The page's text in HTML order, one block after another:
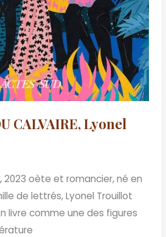
CALVAIRE, Lyonel
2023 oète et romancier, né en
de lettrés, Lyonel Trouillot
livre comme une des figures